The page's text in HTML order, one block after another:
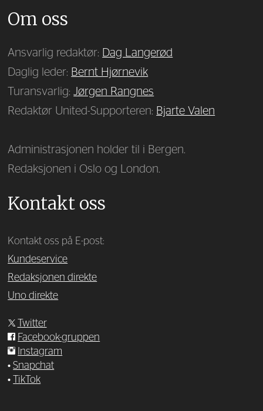
Om oss
Ansvarlig redaktør: Dag Langerød
Daglig leder: Bernt Hjørnevik
Turansvarlig:Jørgen Rangnes
Redaktør United-Supporteren: Bjarte Valen
Administrasjonen holder til i Bergen.
Redaksjonen i Oslo og London.
Kontakt oss
Kontakt oss på E-post:
Kundeservice
Redaksjonen direkte
Uno direkte
Twitter
Facebook-gruppen
Instagram
•Snapchat
•
TikTok